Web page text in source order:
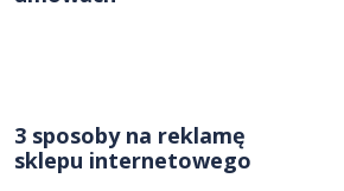
3 sposoby na reklamę
sklepu internetowego